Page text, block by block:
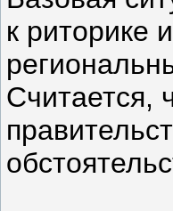
к риторике
Считается,